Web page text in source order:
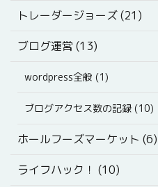
トレーダージョーズ (21)
ブログ運営 (13)
wordpress全般 (1)
ブログアクセス数の記録 (10)
ホールフーズマーケット (6)
ライフハック！ (10)